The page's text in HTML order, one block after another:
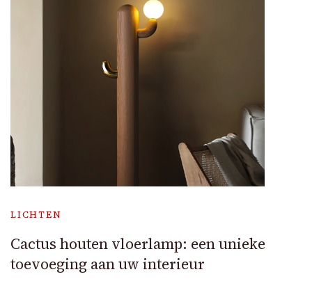
LICHTEN
Cactus houten vloerlamp: een unieke
toevoeging aan uw interieur